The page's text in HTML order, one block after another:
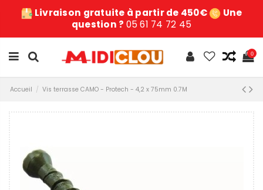
Livraison gratuite à partir de 450€
Une
question ? 05 61 74 72 45
0
Accueil Vis terrasse CAMO - Protech - 4,2 x 75mm 0.7M